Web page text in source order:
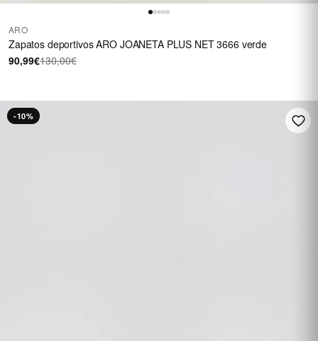
ARO
Zapatos deportivos ARO JOANETA PLUS NET 3666 verde
90,99€130,00€
-10%